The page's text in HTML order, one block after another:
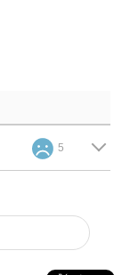
5